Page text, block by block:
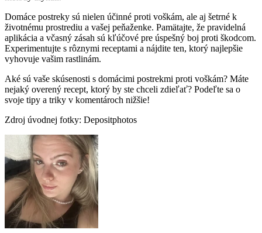
Domáce postreky sú nielen účinné proti voškám, ale aj šetrné k
životnému prostrediu a vašej peňaženke. Pamätajte, že pravidelná
aplikácia a včasný zásah sú kľúčové pre úspešný boj proti škodcom.
Experimentujte s rôznymi receptami a nájdite ten, ktorý najlepšie
vyhovuje vašim rastlinám.
Aké sú vaše skúsenosti s domácimi postrekmi proti voškám? Máte
nejaký overený recept, ktorý by ste chceli zdieľať? Podeľte sa o
svoje tipy a triky v komentároch nižšie!
Zdroj úvodnej fotky: Depositphotos